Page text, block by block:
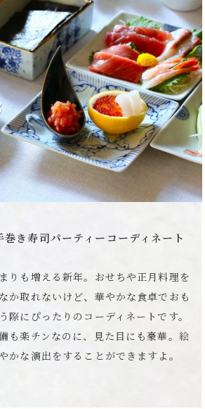
き寿司パーティーコーディネート
りも増える新年。おせちや正月料理を
か取れないけど、華やかな食卓でおも
際にぴったりのコーディネートです。
も楽チンなのに、見た目にも豪華。絵
かな演出をすることができますよ。